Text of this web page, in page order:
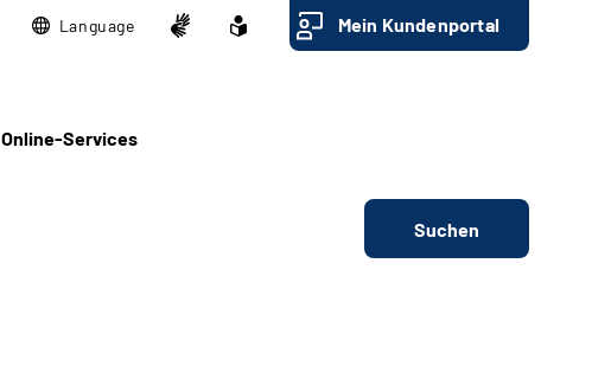
Language Mein Kundenportal
Online-Services
Suchen